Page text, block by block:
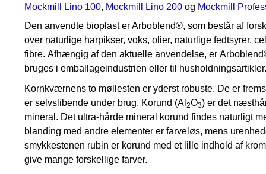
Mockmill Lino 100, Mockmill Lino 200 og Mockmill
Den anvendte bioplast er Arboblend®, som består af
over naturlige harpikser, voks, olier, naturlige fedtsyrer,
fibre. Afhængig af den aktuelle anvendelse, er Arboblend
bruges i emballageindustrien eller til
Kornkværnens to møllesten er yderst robuste. De er
er selvslibende under brug. Korund (Al 2O3) er det
mineral. Det ultra-hårde mineral korund findes naturligt
blanding med andre elementer er farveløs, mens
smykkestenen rubin er korund med et lille indhold af
give mange forskellige farver.